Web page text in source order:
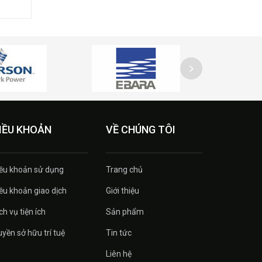
KHOẢN
khoản sử dụng
khoản giao dịch
vụ tiện ích
sở hữu trí tuệ
VỀ CHÚNG TÔI
Trang chủ
Giới thiệu
Sản phẩm
Tin tức
Liên hệ